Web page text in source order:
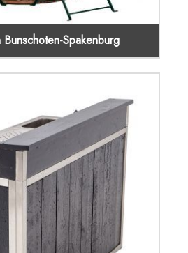
Bunschoten-Spakenburg